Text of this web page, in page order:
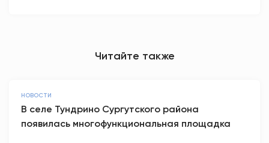
Читайте также
НОВОСТИ
В селе Тундрино Сургутского района
появилась многофункциональная площадка